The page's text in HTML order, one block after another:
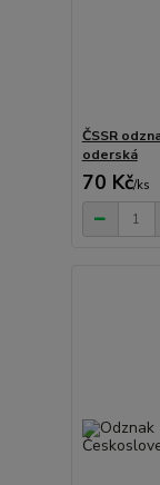
ČSSR
oderská
70 Kč/ks